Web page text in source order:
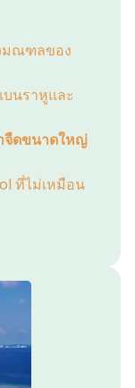
มณฑลของ
นราหูและ
จืดขนาดใหญ่
ที่ไม่เหมือน